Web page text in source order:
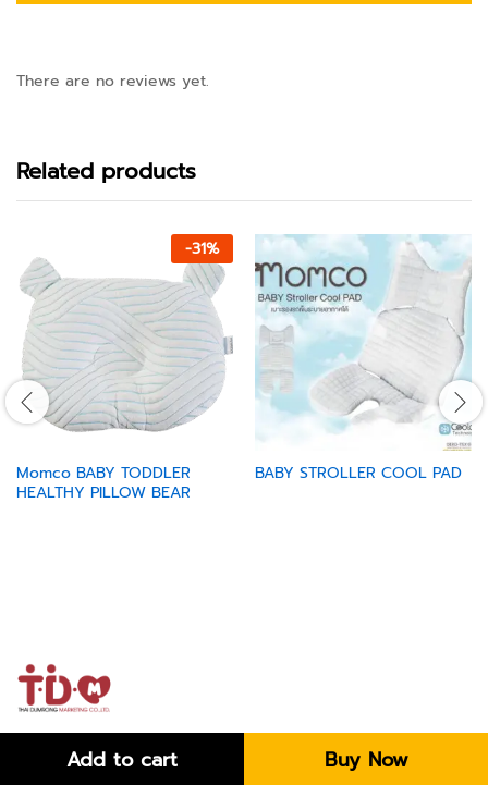
Add to cart Buy Now
There are no reviews yet.
Related products
-31%
Momco BABY TODDLER
HEALTHY PILLOW BEAR
BABY STROLLER COOL PAD